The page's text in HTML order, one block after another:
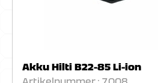
Akku Hilti B22-85 Li-ion